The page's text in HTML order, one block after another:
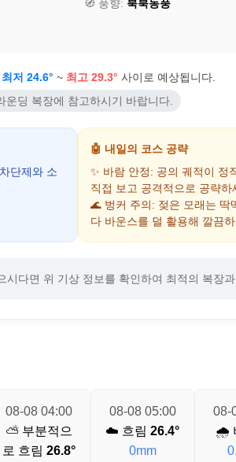
🧭 풍향: 북북동풍
최저 24.6° ~ 최고 29.3° 사이로 예상됩니다.
운딩 복장에 참고하시기 바랍니다.
단제와 소
🤖 내일의 코스 공략
✨ 바람 안정: 공의 궤적이 정
직접 보고 공격적으로 공략하
🌊 벙커 주의: 젖은 모래는 딱
다 바운스를 덜 활용해 깔끔
다면 위 기상 정보를 확인하여 최적의 복장과
08-08 04:00
⛅ 부분적으
로 흐림 26.8°
08-08 05:00
☁️ 흐림 26.4°
0mm
08-
🌧️